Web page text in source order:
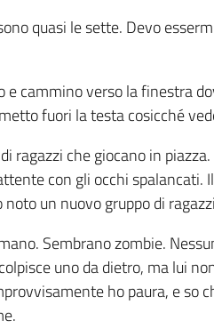
quasi le sette. Devo
e cammino verso la finestra
fuori la testa cosicché
ragazzi che giocano in
con gli occhi
un nuovo gruppo di
Sembrano zombie.
uno da dietro, ma lui
ho paura, e so